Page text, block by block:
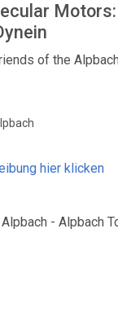
of the
hier klicken
- Alpbach